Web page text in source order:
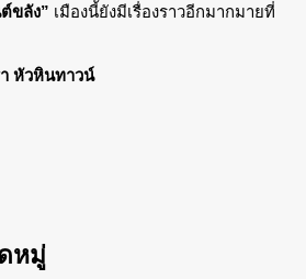
ขลัง” เมืองนี้ยังมีเรื่องราวอีกมากมายที่
หัวหินทาวน์
หมู่